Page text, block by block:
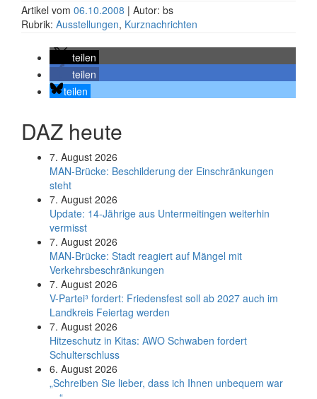
Artikel vom 06.10.2008 | Autor: bs
Rubrik: Ausstellungen, Kurznachrichten
teilen
teilen
teilen
DAZ heute
7. August 2026
MAN-Brücke: Beschilderung der Einschränkungen
steht
7. August 2026
Update: 14-Jährige aus Untermeitingen weiterhin
vermisst
7. August 2026
MAN-Brücke: Stadt reagiert auf Mängel mit
Verkehrsbeschränkungen
7. August 2026
V-Partei­³ fordert: Friedens­fest soll ab 2027 auch im
Land­kreis Feier­tag werden
7. August 2026
Hitzeschutz in Kitas: AWO Schwaben fordert
Schulterschluss
6. August 2026
„Schreiben Sie lieber, dass ich Ihnen unbequem war